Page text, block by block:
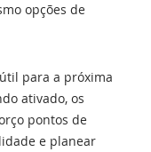
opções de
para a próxima
ativado, os
pontos de
e planear